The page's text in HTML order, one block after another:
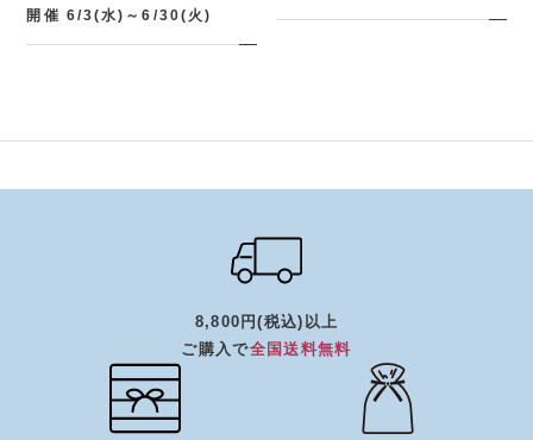
開催 6/3(水)～6/30(火)
8,800円(税込)以上
ご購入で全国送料無料